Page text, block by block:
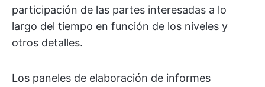
participación de las partes interesadas a lo
largo del tiempo en función de los niveles y
otros detalles.
Los paneles de elaboración de informes